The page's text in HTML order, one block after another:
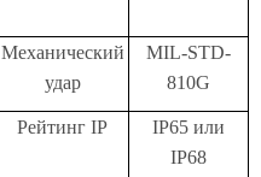
Механический
удар
MIL-STD-
810G
Рейтинг IP
IP65 или
IP68